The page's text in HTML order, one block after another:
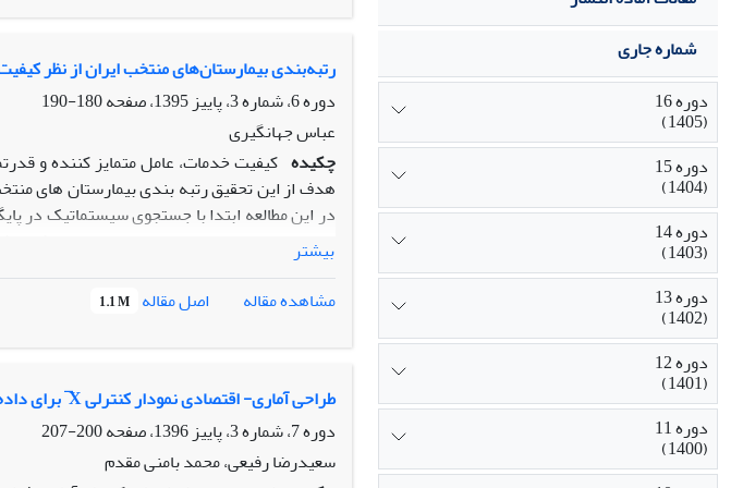
اصالت/ارزش‌افزوده علمی:این مطالعه با
رتبه‌بندی بیمارستان‌های منتخب ایران از نظر
دوره 6، شماره 3، پاییز 1395، صفحه
180-190
عباس جهانگیری
چکیده کیفیت خدمات، عامل متمایز کننده و
هدف از این تحقیق رتبه بندی بیمارستان های
در این مطالعه ابتدا با جستجوی سیستماتیک
ابعاد پنجگانه کیفیت خدمات به عنوان خروجی
شهید علمی زابل با نمره 000/1 و بیمارستان
گرفته شود.
بیشتر
مشاهده مقاله
اصل مقاله 1.1 M
طراحی آماری- اقتصادی نمودار کنترلی X ̅ برای داده‌های همبسته تحت مدل‌های شوک نمایی تعمیم‌یافته و وایبول
دوره 7، شماره 3، پاییز 1396، صفحه
200-207
سعیدرضا رفیعی، محمد بامنی مقدم
شماره جاری
دوره 16
(1405)
دوره 15
(1404)
دوره 14
(1403)
دوره 13
(1402)
دوره 12
(1401)
دوره 11
(1400)